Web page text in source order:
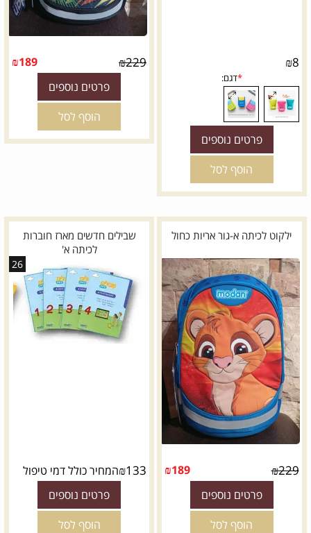
₪8
*דגם:
פרטים נוספים
הוסף לסל
₪229
₪189
פרטים נוספים
הוסף לסל
ילקוט לכיתה א-גור אריות כחול
₪229
₪189
פרטים נוספים
הוסף לסל
שבילים חדשים מארז חוברות
לכיתה א'
26
₪133 המחיר כולל דמי טיפול
פרטים נוספים
הוסף לסל